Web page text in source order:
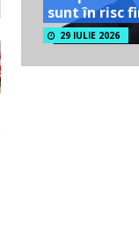
sunt în risc
29 IULIE 2026